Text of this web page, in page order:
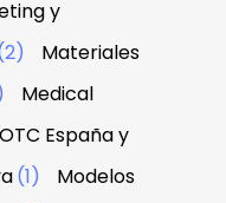
y
Materiales
Medical
España y
(1)
Modelos